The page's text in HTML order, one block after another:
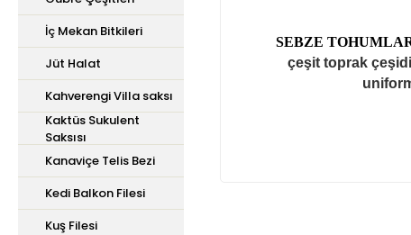
İç Mekan Bitkileri
Jüt Halat
Kahverengi Villa saksı
Kaktüs Sukulent
Saksısı
Kanaviçe Telis Bezi
Kedi Balkon Filesi
Kuş Filesi
SEBZE
çeşit toprak